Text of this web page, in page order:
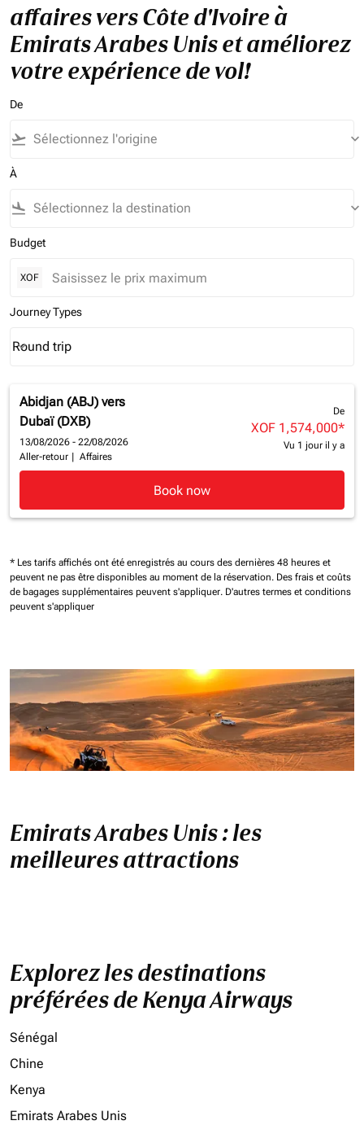
affaires vers Côte d'Ivoire à
Emirats Arabes Unis et améliorez
votre expérience de vol!
De
flight_takeoff keyboard_arrow_down
À
flight_land keyboard_arrow_down
Budget
XOF
Journey Types
Journey Types option Round trip Selected
Round trip
keyboard_arrow_down
Abidjan (ABJ) vers
Dubaï (DXB)
13/08/2026 - 22/08/2026
Aller-retour
Affaires
De
XOF 1,574,000*
Vu 1 jour il y a
Book now
* Les tarifs affichés ont été enregistrés au cours des dernières 48 heures et
peuvent ne pas être disponibles au moment de la réservation. Des frais et coûts
de bagages supplémentaires peuvent s'appliquer. D'autres termes et conditions
peuvent s'appliquer
Emirats Arabes Unis : les
meilleures attractions
Explorez les destinations
préférées de Kenya Airways
Sénégal
Chine
Kenya
Emirats Arabes Unis